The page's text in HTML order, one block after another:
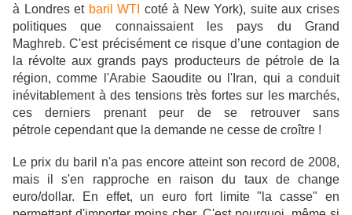
à Londres et baril WTI coté à New York), suite aux crises
politiques que connaissaient les pays du Grand
Maghreb. C'est précisément ce risque d’une contagion de
la révolte aux grands pays producteurs de pétrole de la
région, comme l'Arabie Saoudite ou l'Iran, qui a conduit
inévitablement à des tensions très fortes sur les marchés,
ces derniers prenant peur de se retrouver sans
pétrole cependant que la demande ne cesse de croître !
Le prix du baril n'a pas encore atteint son record de 2008,
mais il s'en rapproche en raison du taux de change
euro/dollar. En effet, un euro fort limite "la casse" en